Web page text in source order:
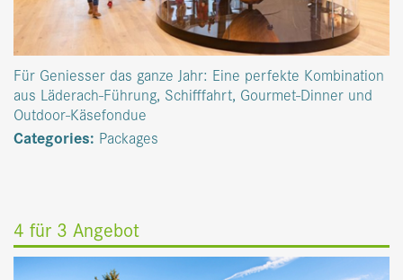
Für Geniesser das ganze Jahr: Eine perfekte Kombination
aus Läderach-Führung, Schifffahrt, Gourmet-Dinner und
Outdoor-Käsefondue
Categories: Packages
4 für 3 Angebot